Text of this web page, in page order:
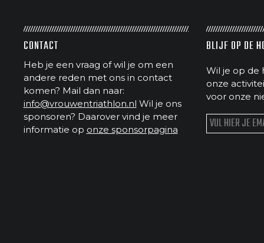
CONTACT
Heb je een vraag of wil je om een
andere reden met ons in contact
komen? Mail dan naar:
info@vrouwentriathlon.nl Wil je ons
sponsoren? Daarover vind je meer
informatie op onze sponsorpagina
BLIJF OP DE
Wil je op de
onze
voor onze